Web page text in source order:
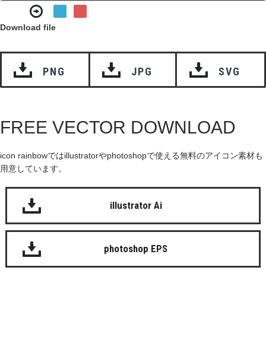
Download file
PNG JPG SVG
FREE VECTOR DOWNLOAD
icon rainbowではillustratorやphotoshopで使える無料のアイコン素材も
用意しています。
illustrator Ai
photoshop EPS